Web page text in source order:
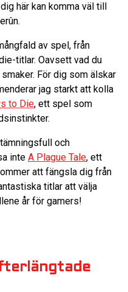
här kan komma väl till
av spel, från
titlar. Oavsett vad du
För dig som älskar
jag starkt att kolla
to Die, ett spel som
och
inte A Plague Tale, ett
att fängsla dig från
titlar att välja
år för gamers!